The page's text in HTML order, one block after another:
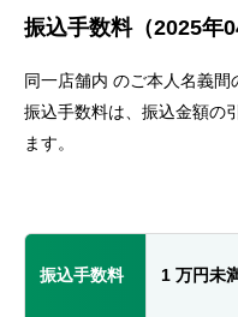
セキュリティ
使い方
振込手数料（2025年
同一店舗内 のご本人名義間
振込手数料は、振込金額の
ます。
振込手数料 1 万円未